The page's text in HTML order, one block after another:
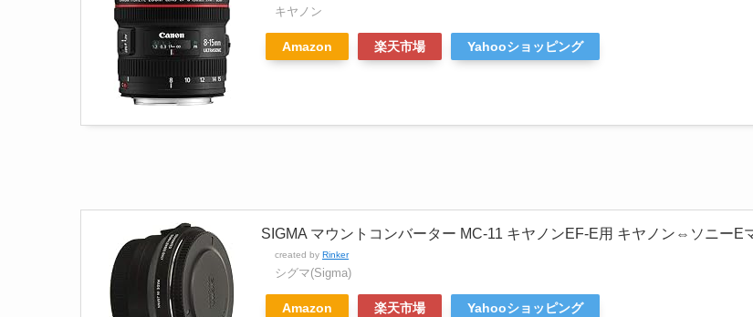
キヤノン
Amazon 楽天市場 Yahooショッピング
SIGMA マウントコンバーター MC-11 キヤノンEF-E用 キヤノン⇔ソニーE
created by Rinker
シグマ(Sigma)
Amazon 楽天市場 Yahooショッピング